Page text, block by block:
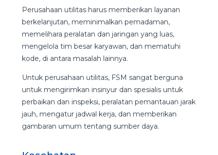
Perusahaan utilitas harus memberikan layanan
berkelanjutan, meminimalkan pemadaman,
memelihara peralatan dan jaringan yang luas,
mengelola tim besar karyawan, dan mematuhi
kode, di antara masalah lainnya.
Untuk perusahaan utilitas, FSM sangat berguna
untuk mengirimkan insinyur dan spesialis untuk
perbaikan dan inspeksi, peralatan pemantauan jarak
jauh, mengatur jadwal kerja, dan memberikan
gambaran umum tentang sumber daya.